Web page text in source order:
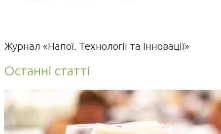
Журнал «Напої. Технології та Інновації»
Останні статті